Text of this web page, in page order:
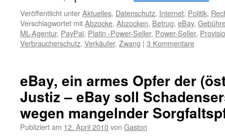
Veröffentlicht unterAktuelles, Datenschutz, Internet, Politik,
Verschlagwortet mitAbzocke, Abzocken, Betrug, eBay,
ML-Agentur, PayPal, Platin -Power-Seller, Power-Seller,
Verbraucherschutz, Verkäufer, Zwang | 3 Kommentare
eBay, ein armes Opfer der
Justiz – eBay soll
wegen mangelnder
Publiziert am 12. April 2010von Gaston